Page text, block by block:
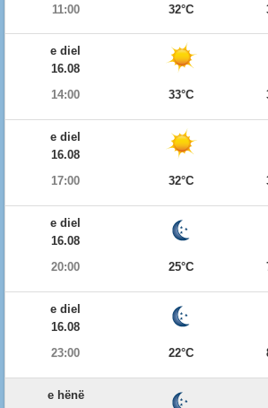
11:00
32°C
e diel
16.08
14:00
33°C
e diel
16.08
17:00
32°C
e diel
16.08
20:00
25°C
e diel
16.08
23:00
22°C
e hënë